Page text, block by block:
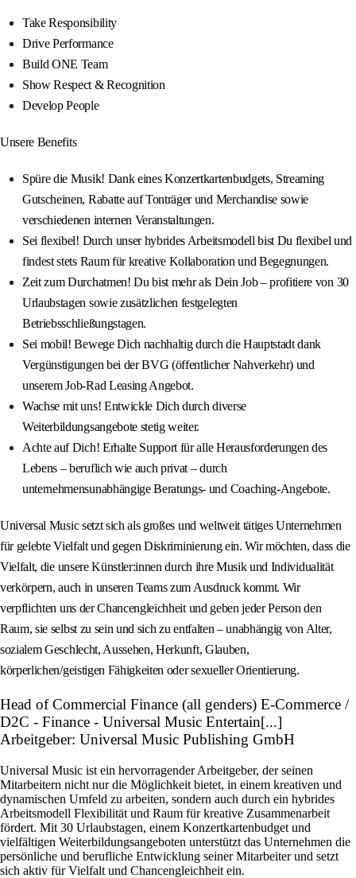
Take Responsibility
Drive Performance
Build ONE Team
Show Respect & Recognition
Develop People
Unsere Benefits
Spüre die Musik! Dank eines Konzertkartenbudgets, Streaming
Gutscheinen, Rabatte auf Tonträger und Merchandise sowie
verschiedenen internen Veranstaltungen.
Sei flexibel! Durch unser hybrides Arbeitsmodell bist Du flexibel und
findest stets Raum für kreative Kollaboration und Begegnungen.
Zeit zum Durchatmen! Du bist mehr als Dein Job – profitiere von 30
Urlaubstagen sowie zusätzlichen festgelegten
Betriebsschließungstagen.
Sei mobil! Bewege Dich nachhaltig durch die Hauptstadt dank
Vergünstigungen bei der BVG (öffentlicher Nahverkehr) und
unserem Job‑Rad Leasing Angebot.
Wachse mit uns! Entwickle Dich durch diverse
Weiterbildungsangebote stetig weiter.
Achte auf Dich! Erhalte Support für alle Herausforderungen des
Lebens – beruflich wie auch privat – durch
unternehmensunabhängige Beratungs‑ und Coaching‑Angebote.
Universal Music setzt sich als großes und weltweit tätiges Unternehmen
für gelebte Vielfalt und gegen Diskriminierung ein. Wir möchten, dass die
Vielfalt, die unsere Künstler:innen durch ihre Musik und Individualität
verkörpern, auch in unseren Teams zum Ausdruck kommt. Wir
verpflichten uns der Chancengleichheit und geben jeder Person den
Raum, sie selbst zu sein und sich zu entfalten – unabhängig von Alter,
sozialem Geschlecht, Aussehen, Herkunft, Glauben,
körperlichen/geistigen Fähigkeiten oder sexueller Orientierung.
Head of Commercial Finance (all genders) E-Commerce /
D2C - Finance - Universal Music Entertain[...]
Arbeitgeber: Universal Music Publishing GmbH
Universal Music ist ein hervorragender Arbeitgeber, der seinen
Mitarbeitern nicht nur die Möglichkeit bietet, in einem kreativen und
dynamischen Umfeld zu arbeiten, sondern auch durch ein hybrides
Arbeitsmodell Flexibilität und Raum für kreative Zusammenarbeit
fördert. Mit 30 Urlaubstagen, einem Konzertkartenbudget und
vielfältigen Weiterbildungsangeboten unterstützt das Unternehmen die
persönliche und berufliche Entwicklung seiner Mitarbeiter und setzt
sich aktiv für Vielfalt und Chancengleichheit ein.